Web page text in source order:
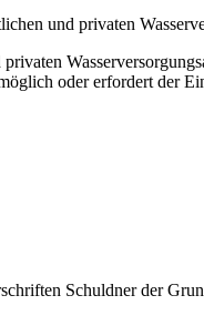
und privaten
oder erfordert der
Schuldner der